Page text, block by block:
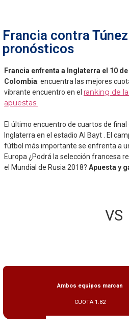
Francia contra
pronósticos
Francia enfrenta a Inglaterra el 10
Colombia: encuentra las mejores
vibrante encuentro en el ranking de
apuestas.
El último encuentro de cuartos de
Inglaterra en el estadio Al Bayt . El
fútbol más importante se enfrenta a
Europa ¿Podrá la selección francesa
el Mundial de Rusia 2018? Apuesta y
VS
Ambos equipos marcan
CUOTA 1.82